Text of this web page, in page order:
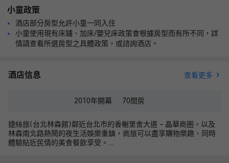
小童政策
酒店部分房型允許小童一同入住
小童使用現有床鋪、加床/嬰兒床政策會根據房型而有所不同，詳
情請查看所選房型之具體政策，或諮詢酒店。
酒店信息 查看更多
2010年開幕 70間房
捷絲旅(台北林森館)鄰近台北市的香榭里舍大道 – 晶華商圈，以及
林森南北路熱鬧的夜生活娛樂重鎮，商旅可以盡享購物樂趣、同時
體驗貼近民情的美食餐飲享受。